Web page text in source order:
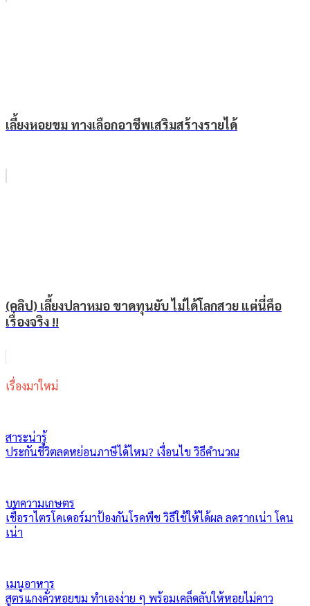
เลี้ยงหอยขม ทางเลือกอาชีพเสริมสร้างรายได้
(คลิป) เลี้ยงปลาหมอ ขาดทุนยับ ไม่ได้โลกสวย แต่นี่คือ
เรื่องจริง !!
เรื่องมาใหม่
สาระน่ารู้
ประกันชีวิตลดหย่อนภาษีได้ไหม? เงื่อนไข วิธีคำนวณ
บทความเกษตร
เชื้อราไตรโคเดอร์มาป้องกันโรคพืช วิธีใช้ให้ได้ผล ลดรากเน่า โคน
เน่า
เมนูอาหาร
สูตรแกงคั่วหอยขม ทำเองง่าย ๆ พร้อมเคล็ดลับให้หอยไม่คาว